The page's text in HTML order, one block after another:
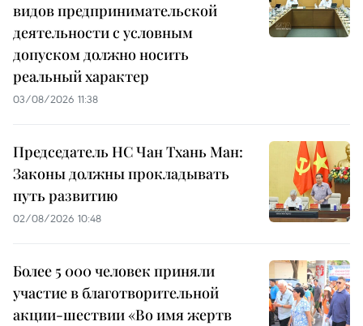
видов предпринимательской
деятельности с условным
допуском должно носить
реальный характер
03/08/2026 11:38
Председатель НС Чан Тхань Ман:
Законы должны прокладывать
путь развитию
02/08/2026 10:48
Более 5 000 человек приняли
участие в благотворительной
акции-шествии «Во имя жертв